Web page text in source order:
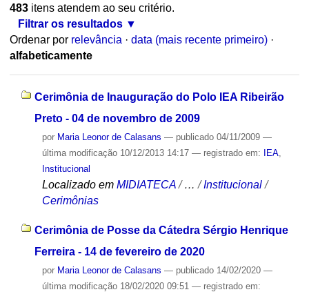
483itens atendem ao seu critério.
Filtrar os resultados
Ordenar por relevância · data (mais recente primeiro) ·
alfabeticamente
Cerimônia de Inauguração do Polo IEA Ribeirão
Preto - 04 de novembro de 2009
por Maria Leonor de Calasans — publicado04/11/2009 —
última modificação10/12/2013 14:17 — registrado em: IEA,
Institucional
Localizado em MIDIATECA /…/Institucional /
Cerimônias
Cerimônia de Posse da Cátedra Sérgio Henrique
Ferreira - 14 de fevereiro de 2020
por Maria Leonor de Calasans — publicado14/02/2020 —
última modificação18/02/2020 09:51 — registrado em: